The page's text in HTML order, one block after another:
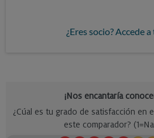
¿Eres socio? Accede